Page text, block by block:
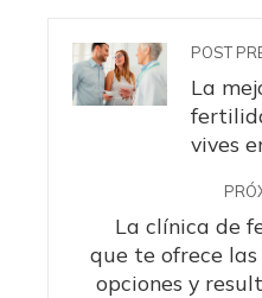
POST
La
vives
La clínica de
que te ofrece las
opciones y